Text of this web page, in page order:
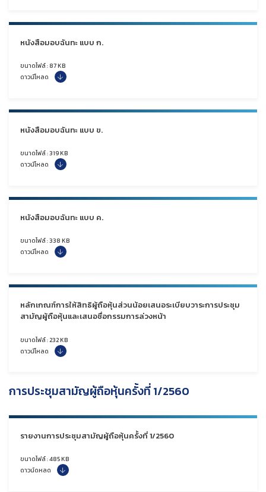
หนังสือมอบฉันทะ แบบ ก.
ขนาดไฟล์ : 87 KB
ดาวน์โหลด
หนังสือมอบฉันทะ แบบ ข.
ขนาดไฟล์ : 319 KB
ดาวน์โหลด
หนังสือมอบฉันทะ แบบ ค.
ขนาดไฟล์ : 338 KB
ดาวน์โหลด
หลักเกณฑ์การให้สิทธิผู้ถือหุ้นส่วนน้อยเสนอระเบียบวาระการประชุม
สามัญผู้ถือหุ้นและเสนอชื่อกรรมการล่วงหน้า
ขนาดไฟล์ : 232 KB
ดาวน์โหลด
การประชุมสามัญผู้ถือหุ้นครั้งที่ 1/2560
รายงานการประชุมสามัญผู้ถือหุ้นครั้งที่ 1/2560
ขนาดไฟล์ : 485 KB
ดาวน์ดหลด